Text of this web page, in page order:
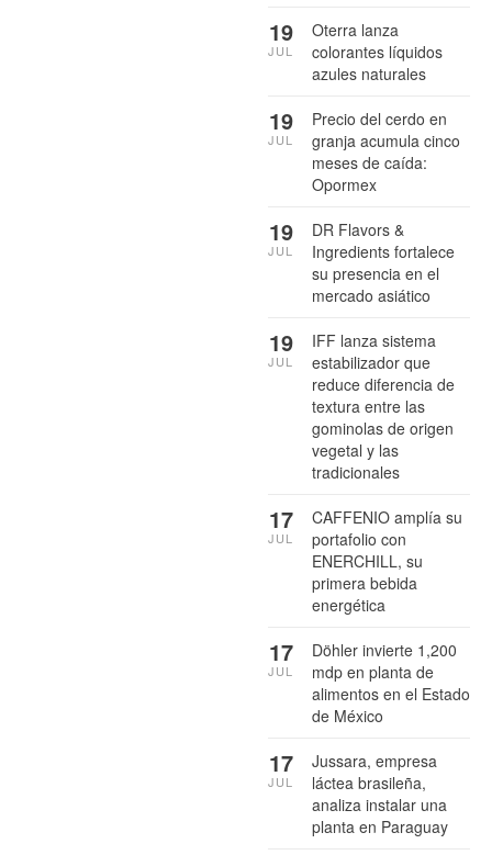
Oterra lanza
colorantes líquidos
azules naturales
19
JUL
Precio del cerdo en
granja acumula cinco
meses de caída:
Opormex
19
JUL
DR Flavors &
Ingredients fortalece
su presencia en el
mercado asiático
19
JUL
IFF lanza sistema
estabilizador que
reduce diferencia de
textura entre las
gominolas de origen
vegetal y las
tradicionales
19
JUL
CAFFENIO amplía su
portafolio con
ENERCHILL, su
primera bebida
energética
17
JUL
Döhler invierte 1,200
mdp en planta de
alimentos en el Estado
de México
17
JUL
Jussara, empresa
láctea brasileña,
analiza instalar una
planta en Paraguay
17
JUL